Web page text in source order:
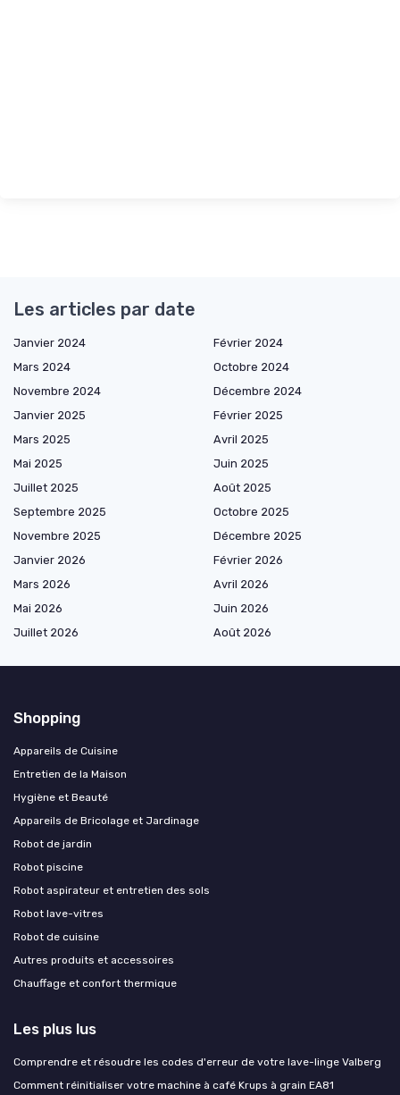
Les articles par date
Janvier 2024
Février 2024
Mars 2024
Octobre 2024
Novembre 2024
Décembre 2024
Janvier 2025
Février 2025
Mars 2025
Avril 2025
Mai 2025
Juin 2025
Juillet 2025
Août 2025
Septembre 2025
Octobre 2025
Novembre 2025
Décembre 2025
Janvier 2026
Février 2026
Mars 2026
Avril 2026
Mai 2026
Juin 2026
Juillet 2026
Août 2026
Shopping
Appareils de Cuisine
Entretien de la Maison
Hygiène et Beauté
Appareils de Bricolage et Jardinage
Robot de jardin
Robot piscine
Robot aspirateur et entretien des sols
Robot lave-vitres
Robot de cuisine
Autres produits et accessoires
Chauffage et confort thermique
Les plus lus
Comprendre et résoudre les codes d'erreur de votre lave-linge Valberg
Comment réinitialiser votre machine à café Krups à grain EA81